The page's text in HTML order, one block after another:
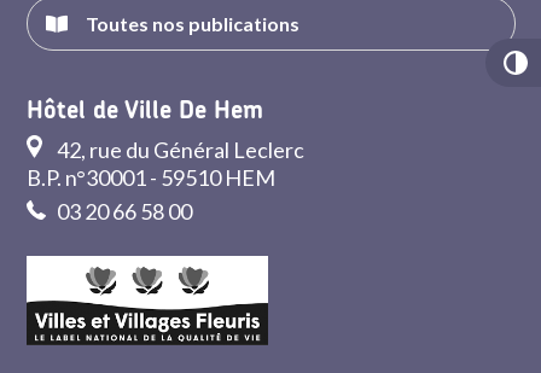
Toutes nos publications
Hôtel de Ville De Hem
42, rue du Général Leclerc
B.P. n°30001 - 59510 HEM
03 20 66 58 00